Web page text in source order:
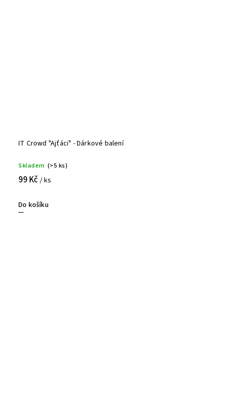
IT Crowd "Ajťáci" - Dárkové balení
Skladem (>5 ks)
99 Kč / ks
Do košíku